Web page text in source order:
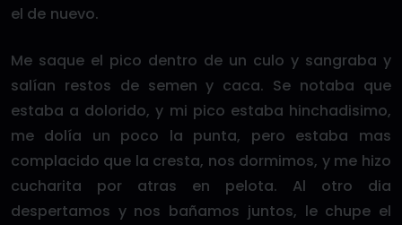
el de nuevo.
Me saque el pico dentro de un culo y sangraba y
salían restos de semen y caca. Se notaba que
estaba a dolorido, y mi pico estaba hinchadisimo,
me dolía un poco la punta, pero estaba mas
complacido que la cresta, nos dormimos, y me hizo
cucharita por atras en pelota. Al otro dia
despertamos y nos bañamos juntos, le chupe el